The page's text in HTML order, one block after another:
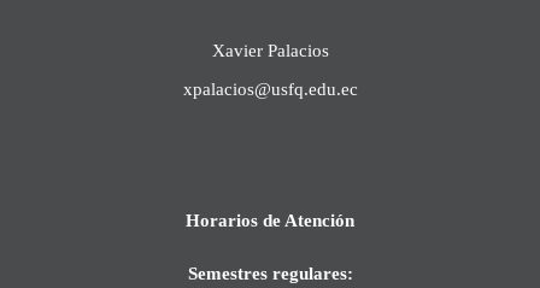
Xavier Palacios
xpalacios@usfq.edu.ec
Horarios de Atención
Semestres regulares: